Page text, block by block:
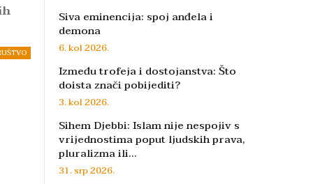
Siva eminencija: spoj anđela i
demona
6. kol 2026.
Između trofeja i dostojanstva: Što
doista znači pobijediti?
3. kol 2026.
Sihem Djebbi: Islam nije nespojiv s
vrijednostima poput ljudskih prava,
pluralizma ili…
31. srp 2026.